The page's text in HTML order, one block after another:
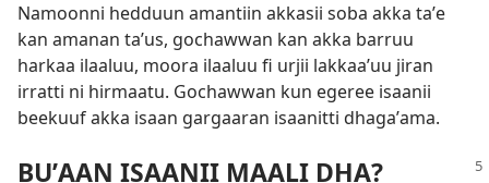
Namoonni hedduun amantiin akkasii soba akka taʼe
kan amanan taʼus, gochawwan kan akka barruu
harkaa ilaaluu, moora ilaaluu fi urjii lakkaaʼuu jiran
irratti ni hirmaatu. Gochawwan kun egeree isaanii
beekuuf akka isaan gargaaran isaanitti dhagaʼama.
BUʼAAN ISAANII MAALI DHA?